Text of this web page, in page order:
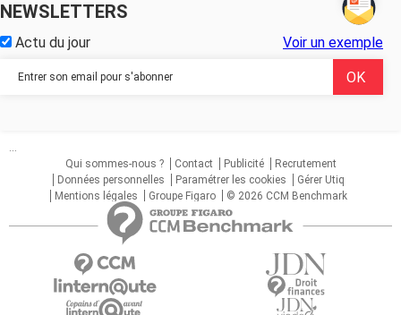
NEWSLETTERS
Actu du jour Voir un exemple
...
Qui sommes-nous ?
Contact Publicité
Recrutement
Données personnelles
Paramétrer les cookies
Gérer Utiq
Mentions légales
Groupe Figaro © 2026 CCM Benchmark